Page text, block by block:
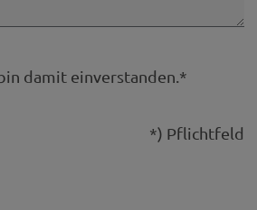
damit einverstanden.*
*) Pflichtfeld